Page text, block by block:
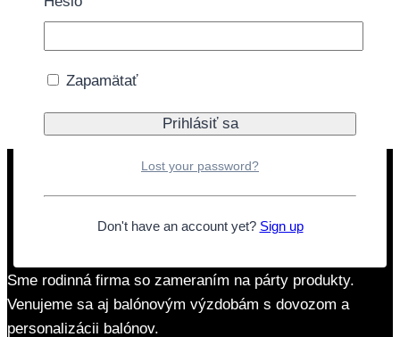
6ks
Pridať do košíka
Doprava zdarma nad 40€
Sme rodinná firma so zameraním na párty produkty.
Venujeme sa aj balónovým výzdobám s dovozom a
personalizácii balónov.
Zapamätať
Lost your password?
Don't have an account yet? Sign up